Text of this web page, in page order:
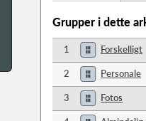
Grupper i dette
1 Forskelligt
2 Personale
3 Fotos